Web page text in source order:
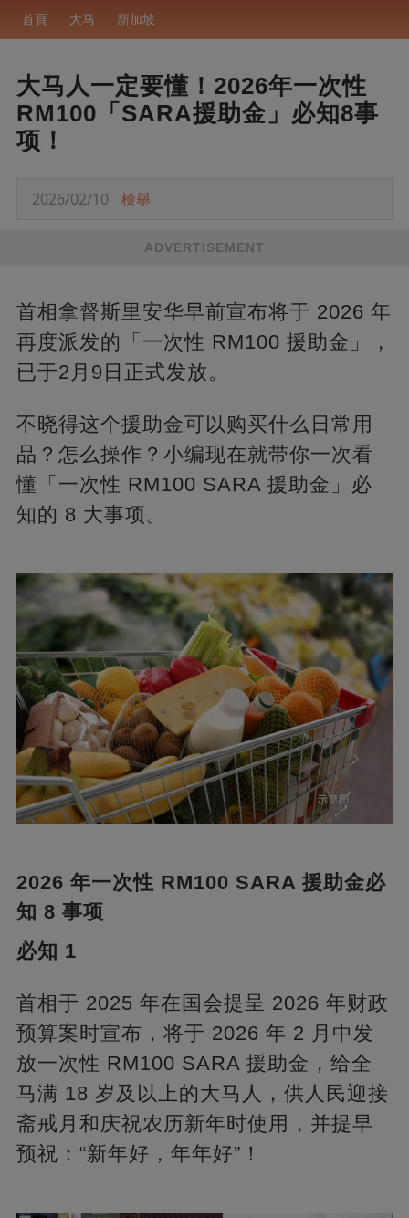
首頁 大马 新加坡
大马人一定要懂！2026年一次性
RM100「SARA援助金」必知8事
项！
2026/02/10 檢舉
ADVERTISEMENT
首相拿督斯里安华早前宣布将于 2026 年
再度派发的「一次性 RM100 援助金」，
已于2月9日正式发放。
不晓得这个援助金可以购买什么日常用
品？怎么操作？小编现在就带你一次看
懂「一次性 RM100 SARA 援助金」必
知的 8 大事项。
2026 年一次性 RM100 SARA 援助金必
知 8 事项
必知 1
首相于 2025 年在国会提呈 2026 年财政
预算案时宣布，将于 2026 年 2 月中发
放一次性 RM100 SARA 援助金，给全
马满 18 岁及以上的大马人，供人民迎接
斋戒月和庆祝农历新年时使用，并提早
预祝：“新年好，年年好”！